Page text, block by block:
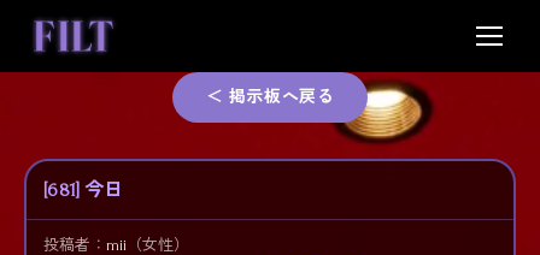
content
＜ 掲示板へ戻る
[681] 今日
投稿者： mii （女性）